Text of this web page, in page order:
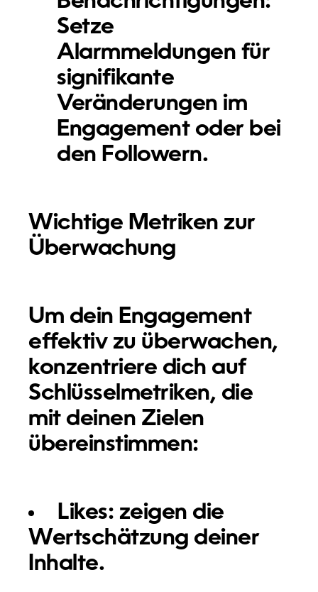
Setze
Alarmmeldungen für
signifikante
Veränderungen im
Engagement oder bei
den Followern.
Wichtige Metriken zur
Überwachung
Um dein Engagement
effektiv zu überwachen,
konzentriere dich auf
Schlüsselmetriken, die
mit deinen Zielen
übereinstimmen:
Likes: zeigen die
Wertschätzung deiner
Inhalte.